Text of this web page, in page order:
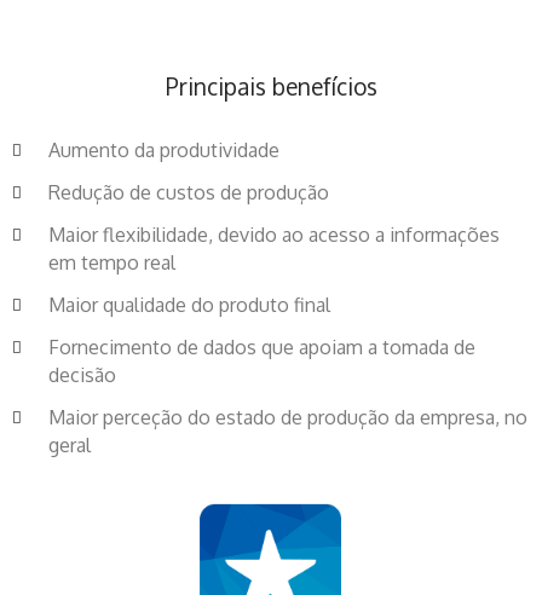
Principais benefícios
Aumento da produtividade
Redução de custos de produção
Maior flexibilidade, devido ao acesso a informações
em tempo real
Maior qualidade do produto final
Fornecimento de dados que apoiam a tomada de
decisão
Maior perceção do estado de produção da empresa, no
geral